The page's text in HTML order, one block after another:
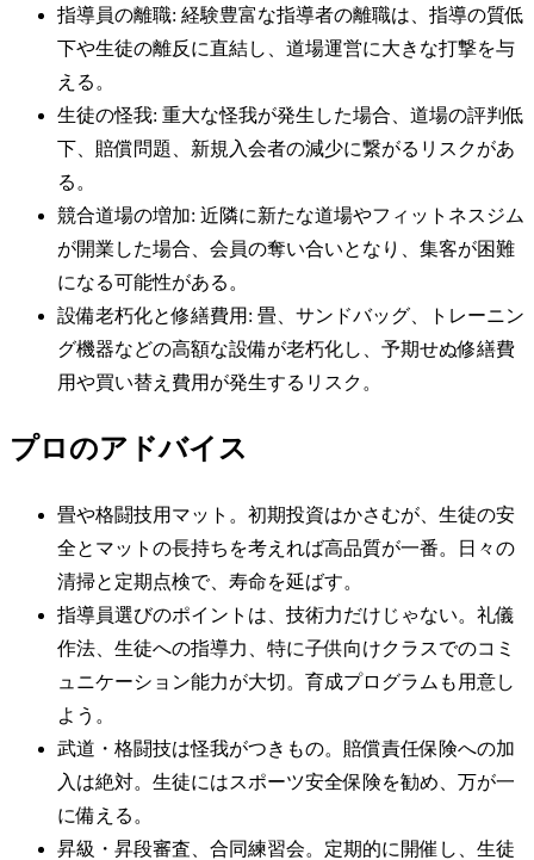
指導員の離職: 経験豊富な指導者の離職は、指導の質低
下や生徒の離反に直結し、道場運営に大きな打撃を与
える。
生徒の怪我: 重大な怪我が発生した場合、道場の評判低
下、賠償問題、新規入会者の減少に繋がるリスクがあ
る。
競合道場の増加: 近隣に新たな道場やフィットネスジム
が開業した場合、会員の奪い合いとなり、集客が困難
になる可能性がある。
設備老朽化と修繕費用: 畳、サンドバッグ、トレーニン
グ機器などの高額な設備が老朽化し、予期せぬ修繕費
用や買い替え費用が発生するリスク。
プロのアドバイス
畳や格闘技用マット。初期投資はかさむが、生徒の安
全とマットの長持ちを考えれば高品質が一番。日々の
清掃と定期点検で、寿命を延ばす。
指導員選びのポイントは、技術力だけじゃない。礼儀
作法、生徒への指導力、特に子供向けクラスでのコミ
ュニケーション能力が大切。育成プログラムも用意し
よう。
武道・格闘技は怪我がつきもの。賠償責任保険への加
入は絶対。生徒にはスポーツ安全保険を勧め、万が一
に備える。
昇級・昇段審査、合同練習会。定期的に開催し、生徒